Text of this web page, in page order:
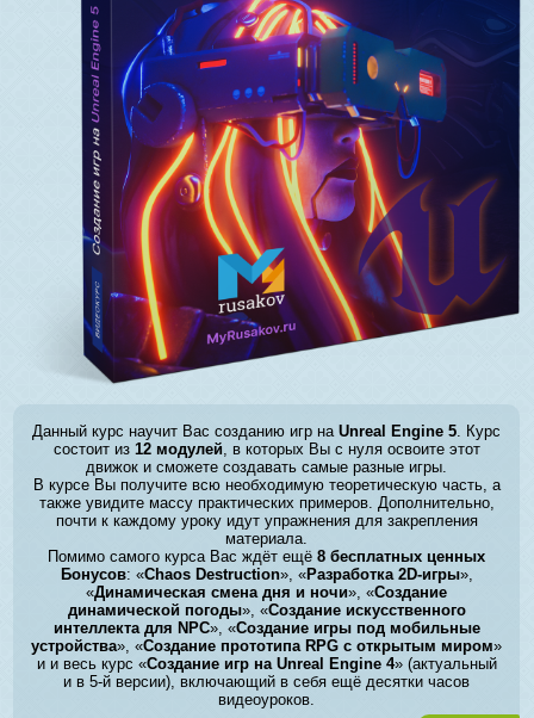
Данный курс научит Вас созданию игр наUnreal Engine 5 . Курс
состоит из 12 модулей, в которых Вы с нуля освоите этот
движок и сможете создавать самые разные игры.
В курсе Вы получите всю необходимую теоретическую часть, а
также увидите массу практических примеров. Дополнительно,
почти к каждому уроку идут упражнения для закрепления
материала.
Помимо самого курса Вас ждёт ещё8 бесплатных ценных
Бонусов: «Chaos Destruction», «Разработка 2D-игры»,
«Динамическая смена дня и ночи», «Создание
динамической погоды», «Создание искусственного
интеллекта для NPC», «Создание игры под мобильные
устройства», «Создание прототипа RPG с открытым миром»
и и весь курс «Создание игр на Unreal Engine 4» (актуальный
и в 5-й версии), включающий в себя ещё десятки часов
видеоуроков.